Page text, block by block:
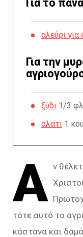
Για το
αλεύρι για
Για την
ξύδι 1/3
αλατι 1
Α ν
τότε αυτό το
κάστανα και